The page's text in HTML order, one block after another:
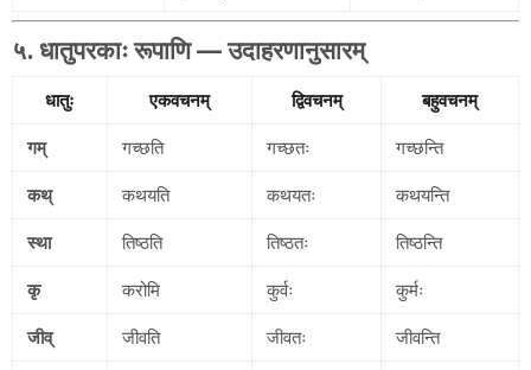
५. धातुपरकाः रूपाणि — उदाहरणानुसारम्
धातुः एकवचनम् द्विवचनम् बहुवचनम्
गम् गच्छति गच्छतः गच्छन्ति
कथ् कथयति कथयतः कथयन्ति
स्था तिष्ठति तिष्ठतः तिष्ठन्ति
कृ करोमि कुर्वः कुर्मः
जीव् जीवति जीवतः जीवन्ति